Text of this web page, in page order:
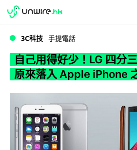
WWDC 2026
3C科技 手提電話
自己用得好少！LG 四分
原來落入 Apple iPhone